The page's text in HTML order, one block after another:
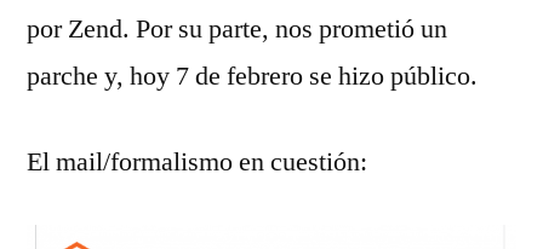
por Zend. Por su parte, nos prometió un
parche y, hoy 7 de febrero se hizo público.
El mail/formalismo en cuestión: